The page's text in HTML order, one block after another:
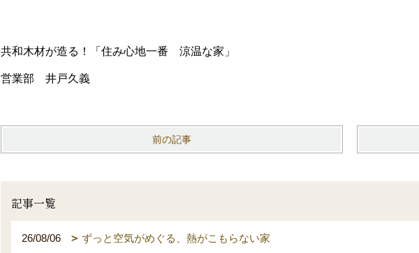
共和木材が造る！「住み心地一番 涼温な家」
営業部 井戸久義
前の記事
記事一覧
26/08/06 ずっと空気がめぐる、熱がこもらない家